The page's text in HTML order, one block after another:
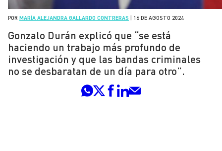
POR MARÍA ALEJANDRA GALLARDO CONTRERAS 16 DE AGOSTO 2024
Gonzalo Durán explicó que “se está
haciendo un trabajo más profundo de
investigación y que las bandas criminales
no se desbaratan de un día para otro”.